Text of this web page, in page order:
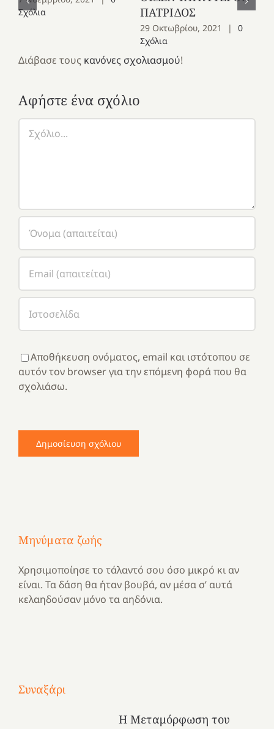
Σχόλια
ΠΑΤΡΙΔΟΣ
29 Οκτωβρίου, 2021 |
0
Σχόλια
Διάβασε τους κανόνες σχολιασμού!
Αφήστε ένα σχόλιο
Αποθήκευση ονόματος, email και ιστότοπου σε
αυτόν τον browser για την επόμενη φορά που θα
σχολιάσω.
Μηνύματα ζωής
Χρησιμοποίησε το τάλαντό σου όσο μικρό κι αν
είναι. Τα δάση θα ήταν βουβά, αν μέσα σ’ αυτά
κελαηδούσαν μόνο τα αηδόνια.
Συναξάρι
Η Μεταμόρφωση του
Μια
και
Κατασκηνωτικές